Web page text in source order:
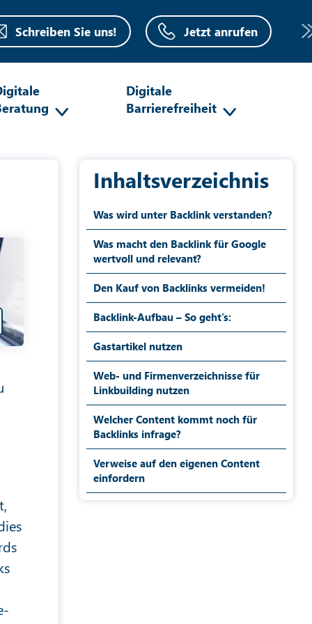
Schreiben Sie uns! Jetzt anrufen
Digitale
Barrierefreiheit
Inhaltsverzeichnis
Was wird unter Backlink verstanden?
Was macht den Backlink für Google
wertvoll und relevant?
Den Kauf von Backlinks vermeiden!
Backlink-Aufbau – So geht’s:
Gastartikel nutzen
Web- und Firmenverzeichnisse für
Linkbuilding nutzen
Welcher Content kommt noch für
Backlinks infrage?
Verweise auf den eigenen Content
einfordern